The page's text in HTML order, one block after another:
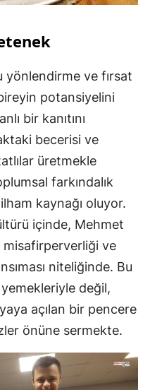
yönlendirme ve fırsat
potansiyelini
bir kanıtını
becerisi ve
üretmekle
farkındalık
kaynağı oluyor.
içinde, Mehmet
misafirperverliği ve
niteliğinde. Bu
değil,
açılan bir pencere
önüne sermekte.